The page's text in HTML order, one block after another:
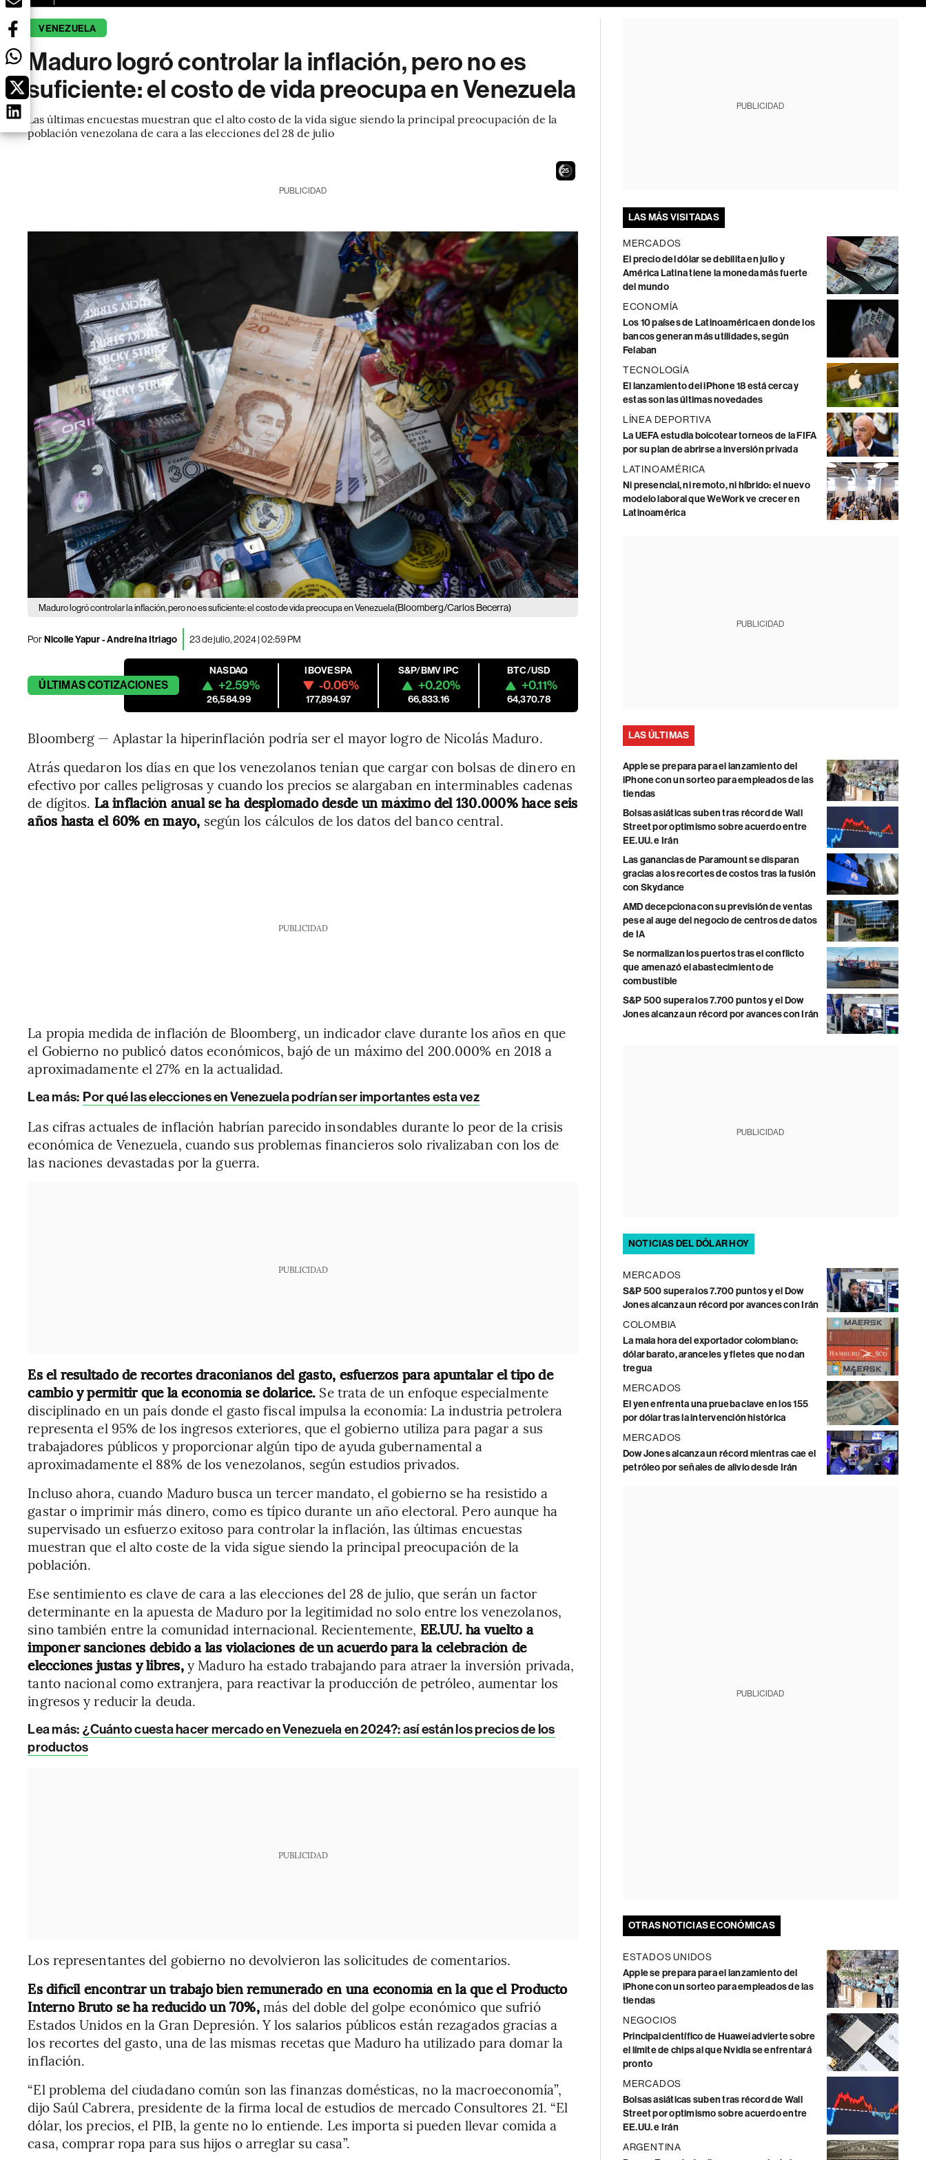
VENEZUELA
Maduro logró controlar la inflación, pero no es
suficiente: el costo de vida preocupa en Venezuela
Las últimas encuestas muestran que el alto costo de la vida sigue siendo la principal preocupación de la
población venezolana de cara a las elecciones del 28 de julio
24
PUBLICIDAD
Maduro logró controlar la inflación, pero no es suficiente: el costo de vida preocupa en Venezuela(Bloomberg/Carlos Becerra)
PorNicolle Yapur -Andreína Itriago 23 de julio, 2024 | 02:59 PM
ÚLTIMASCOTIZACIONES
NASDAQ
+2.59%
26,584.99
IBOVESPA
-0.06%
177,894.97
S&P/BMV IPC
+0.20%
66,833.16
BTC/USD
+0.11%
64,370.78
Bloomberg — Aplastar la hiperinflación podría ser el mayor logro de Nicolás Maduro.
Atrás quedaron los días en que los venezolanos tenían que cargar con bolsas de dinero en
efectivo por calles peligrosas y cuando los precios se alargaban en interminables cadenas
de dígitos. La inflación anual se ha desplomado desde un máximo del 130.000% hace seis
años hasta el 60% en mayo, según los cálculos de los datos del banco central.
PUBLICIDAD
La propia medida de inflación de Bloomberg, un indicador clave durante los años en que
el Gobierno no publicó datos económicos, bajó de un máximo del 200.000% en 2018 a
aproximadamente el 27% en la actualidad.
Lea más: Por qué las elecciones en Venezuela podrían ser importantes esta vez
Las cifras actuales de inflación habrían parecido insondables durante lo peor de la crisis
económica de Venezuela, cuando sus problemas financieros solo rivalizaban con los de
las naciones devastadas por la guerra.
PUBLICIDAD
Es el resultado de recortes draconianos del gasto, esfuerzos para apuntalar el tipo de
cambio y permitir que la economía se dolarice. Se trata de un enfoque especialmente
disciplinado en un país donde el gasto fiscal impulsa la economía: La industria petrolera
representa el 95% de los ingresos exteriores, que el gobierno utiliza para pagar a sus
trabajadores públicos y proporcionar algún tipo de ayuda gubernamental a
aproximadamente el 88% de los venezolanos, según estudios privados.
Incluso ahora, cuando Maduro busca un tercer mandato, el gobierno se ha resistido a
gastar o imprimir más dinero, como es típico durante un año electoral. Pero aunque ha
supervisado un esfuerzo exitoso para controlar la inflación, las últimas encuestas
muestran que el alto coste de la vida sigue siendo la principal preocupación de la
población.
Ese sentimiento es clave de cara a las elecciones del 28 de julio, que serán un factor
determinante en la apuesta de Maduro por la legitimidad no solo entre los venezolanos,
sino también entre la comunidad internacional. Recientemente, EE.UU. ha vuelto a
imponer sanciones debido a las violaciones de un acuerdo para la celebración de
elecciones justas y libres,y Maduro ha estado trabajando para atraer la inversión privada,
tanto nacional como extranjera, para reactivar la producción de petróleo, aumentar los
ingresos y reducir la deuda.
Lea más: ¿Cuánto cuesta hacer mercado en Venezuela en 2024?: así están los precios de los
productos
PUBLICIDAD
Los representantes del gobierno no devolvieron las solicitudes de comentarios.
Es difícil encontrar un trabajo bien remunerado en una economía en la que el Producto
Interno Bruto se ha reducido un 70%,más del doble del golpe económico que sufrió
Estados Unidos en la Gran Depresión. Y los salarios públicos están rezagados gracias a
los recortes del gasto, una de las mismas recetas que Maduro ha utilizado para domar la
inflación.
“El problema del ciudadano común son las finanzas domésticas, no la macroeconomía”,
dijo Saúl Cabrera, presidente de la firma local de estudios de mercado Consultores 21. “El
dólar, los precios, el PIB, la gente no lo entiende. Les importa si pueden llevar comida a
casa, comprar ropa para sus hijos o arreglar su casa”.
PUBLICIDAD
LAS MÁS VISITADAS
MERCADOS
El precio del dólar se debilita en julio y
América Latina tiene la moneda más fuerte
del mundo
ECONOMÍA
Los 10 países de Latinoamérica en donde los
bancos generan más utilidades, según
Felaban
TECNOLOGÍA
El lanzamiento del iPhone 18 está cerca y
estas son las últimas novedades
LÍNEA DEPORTIVA
La UEFA estudia boicotear torneos de la FIFA
por su plan de abrirse a inversión privada
LATINOAMÉRICA
Ni presencial, ni remoto, ni híbrido: el nuevo
modelo laboral que WeWork ve crecer en
Latinoamérica
PUBLICIDAD
LAS ÚLTIMAS
Apple se prepara para el lanzamiento del
iPhone con un sorteo para empleados de las
tiendas
Bolsas asiáticas suben tras récord de Wall
Street por optimismo sobre acuerdo entre
EE.UU. e Irán
Las ganancias de Paramount se disparan
gracias a los recortes de costos tras la fusión
con Skydance
AMD decepciona con su previsión de ventas
pese al auge del negocio de centros de datos
de IA
Se normalizan los puertos tras el conflicto
que amenazó el abastecimiento de
combustible
S&P 500 supera los 7.700 puntos y el Dow
Jones alcanza un récord por avances con Irán
PUBLICIDAD
NOTICIAS DEL DÓLAR HOY
MERCADOS
S&P 500 supera los 7.700 puntos y el Dow
Jones alcanza un récord por avances con Irán
COLOMBIA
La mala hora del exportador colombiano:
dólar barato, aranceles y fletes que no dan
tregua
MERCADOS
El yen enfrenta una prueba clave en los 155
por dólar tras la intervención histórica
MERCADOS
Dow Jones alcanza un récord mientras cae el
petróleo por señales de alivio desde Irán
PUBLICIDAD
OTRAS NOTICIAS ECONÓMICAS
ESTADOS UNIDOS
Apple se prepara para el lanzamiento del
iPhone con un sorteo para empleados de las
tiendas
NEGOCIOS
Principal científico de Huawei advierte sobre
el límite de chips al que Nvidia se enfrentará
pronto
MERCADOS
Bolsas asiáticas suben tras récord de Wall
Street por optimismo sobre acuerdo entre
EE.UU. e Irán
ARGENTINA